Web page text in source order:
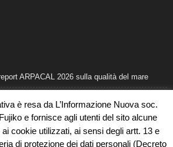
ARPACAL 2026 sulla qualità del mare
come riconoscere i segnali veri
2026
è resa da L’Informazione Nuova soc.
e fornisce agli utenti del sito alcune
cookie utilizzati, ai sensi degli artt. 13 e
di protezione dei dati personali (Decreto